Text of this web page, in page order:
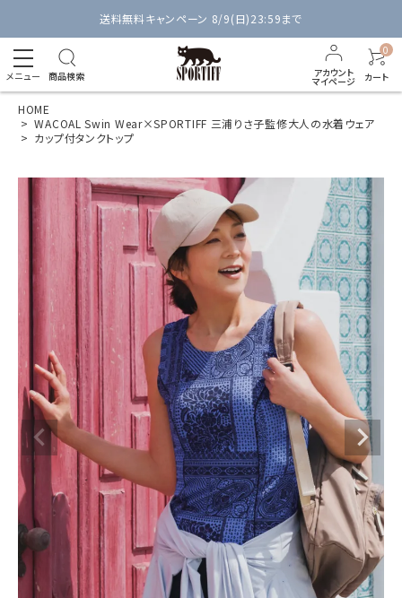
送料無料キャンペーン 8/9(日)23:59まで
メニュー 商品検索 アカウント
マイページ
0
カート
HOME
WACOAL Swin Wear×SPORTIFF 三浦りさ子監修大人の水着ウェア
カップ付タンクトップ